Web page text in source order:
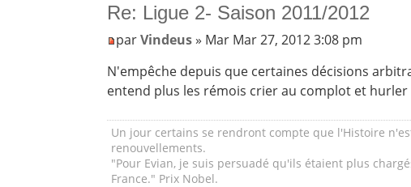
Re: Ligue 2- Saison 2011/2012
parVindeus» Mar Mar 27, 2012 3:08 pm
N'empêche depuis que certaines décisions
entend plus les rémois crier au complot et
Un jour certains se rendront compte que l'Histoire
renouvellements.
"Pour Evian, je suis persuadé qu'ils étaient plus
France." Prix Nobel.